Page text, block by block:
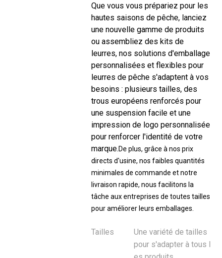
Que vous vous prépariez pour les
hautes saisons de pêche, lanciez
une nouvelle gamme de produits
ou assembliez des kits de
leurres, nos solutions d'emballage
personnalisées et flexibles pour
leurres de pêche s'adaptent à vos
besoins : plusieurs tailles, des
trous européens renforcés pour
une suspension facile et une
impression de logo personnalisée
pour renforcer l'identité de votre
marque.De plus, grâce à nos prix
directs d'usine, nos faibles quantités
minimales de commande et notre
livraison rapide, nous facilitons la
tâche aux entreprises de toutes tailles
pour améliorer leurs emballages.
Tailles
Une variété de tailles
pour s'adapter à tous l